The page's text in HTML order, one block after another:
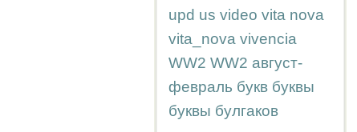
upd us video vita nova
vita_nova vivencia
WW2 WW2 август-
февраль букв буквы
буквы булгаков